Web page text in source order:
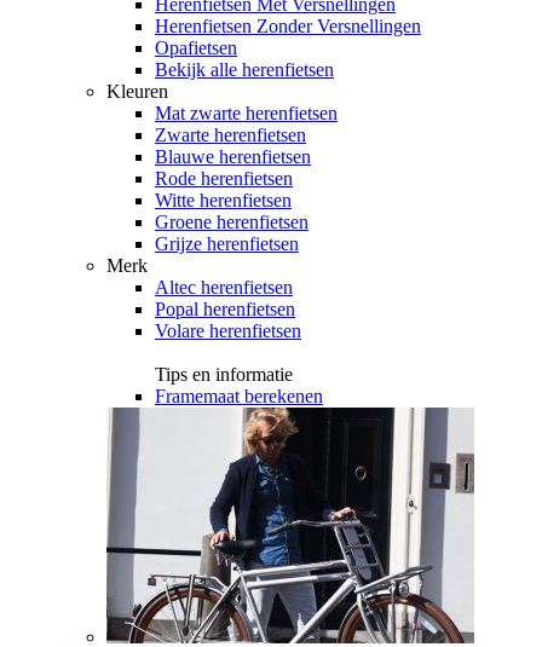
Herenfietsen Met Versnellingen
Herenfietsen Zonder Versnellingen
Opafietsen
Bekijk alle herenfietsen
Kleuren
Mat zwarte herenfietsen
Zwarte herenfietsen
Blauwe herenfietsen
Rode herenfietsen
Witte herenfietsen
Groene herenfietsen
Grijze herenfietsen
Merk
Altec herenfietsen
Popal herenfietsen
Volare herenfietsen
Tips en informatie
Framemaat berekenen